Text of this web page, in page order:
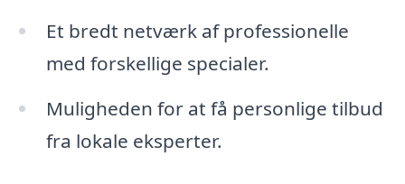
Et bredt netværk af professionelle
med forskellige specialer.
Muligheden for at få personlige tilbud
fra lokale eksperter.